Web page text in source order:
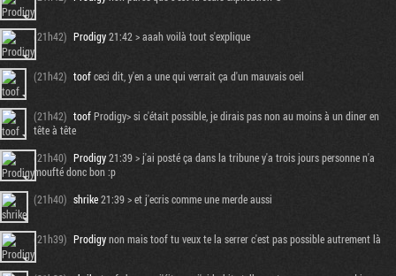
(21h42) Prodigy21:42 > aaah voilà tout s'explique
(21h42) toofceci dit, y'en a une qui verrait ça d'un mauvais oeil
(21h42) toofProdigy> si c'était possible, je dirais pas non au moins à un diner en
tête à tête
(21h40) Prodigy21:39 > j'ai posté ça dans la tribune y'a trois jours personne n'a
moufté donc bon :p
(21h40) shrike21:39 > et j'ecris comme une merde aussi
(21h39) Prodigynon mais toof tu veux te la serrer c'est pas possible autrement là